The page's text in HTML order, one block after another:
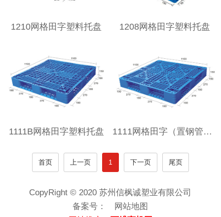
1210网格田字塑料托盘 1208网格田字塑料托盘
1111B网格田字塑料托盘 1111网格田字（置钢管）塑料托盘
首页 上一页 1 下一页 尾页
CopyRight © 2020 苏州信枫诚塑业有限公司
备案号：
网站地图